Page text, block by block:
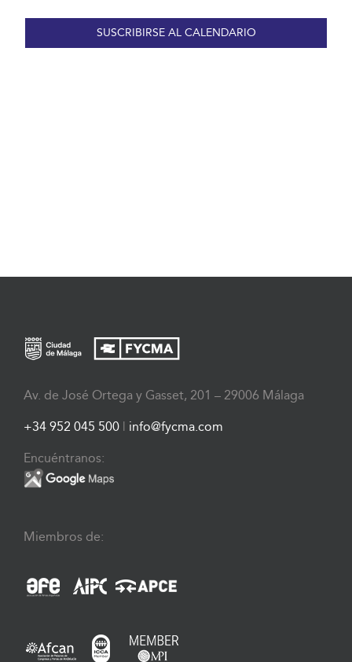
SUSCRIBIRSE AL CALENDARIO
Av. de José Ortega y Gasset, 201 – 29006 Málaga
+34 952 045 500 | info@fycma.com
Encuéntranos:
Miembros de: